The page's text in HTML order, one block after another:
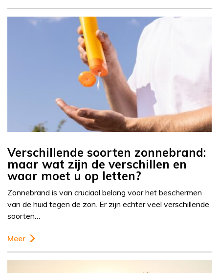
Verschillende soorten zonnebrand:
maar wat zijn de verschillen en
waar moet u op letten?
Zonnebrand is van cruciaal belang voor het beschermen
van de huid tegen de zon. Er zijn echter veel verschillende
soorten…
Meer